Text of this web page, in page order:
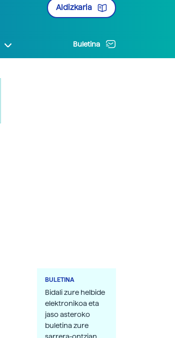
Aldizkaria
Buletina
BULETINA
Bidali zure helbide
elektronikoa eta
jaso asteroko
buletina zure